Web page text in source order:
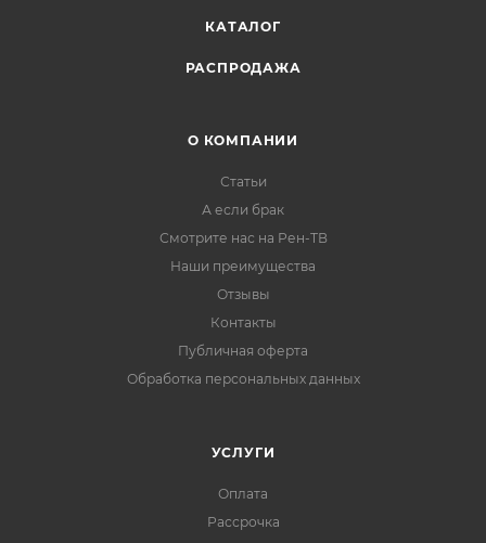
КАТАЛОГ
РАСПРОДАЖА
О КОМПАНИИ
Статьи
А если брак
Смотрите нас на Рен-ТВ
Наши преимущества
Отзывы
Контакты
Публичная оферта
Обработка персональных данных
УСЛУГИ
Оплата
Рассрочка